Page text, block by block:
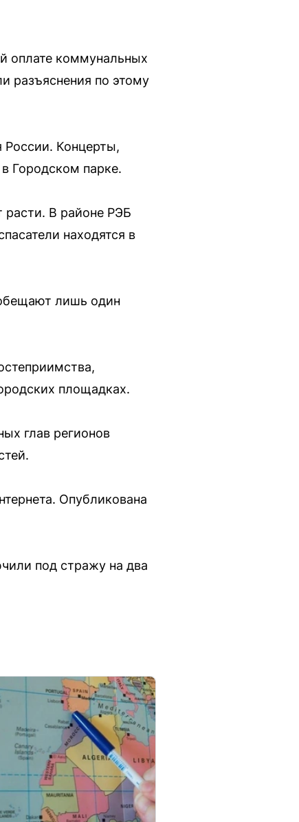
оплате коммунальных
разъяснения по этому
России. Концерты,
Городском парке.
расти. В районе РЭБ
находятся в
лишь один
площадках.
глав регионов
Опубликована
под стражу на два